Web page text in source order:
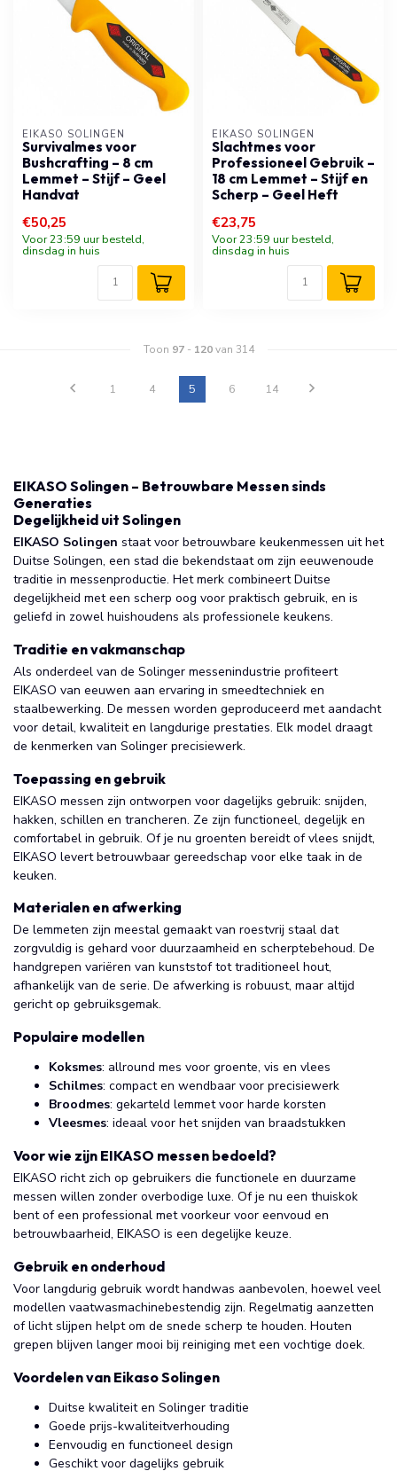
EIKASO SOLINGEN
Survivalmes voor
Bushcrafting – 8 cm
Lemmet – Stijf – Geel
Handvat
€50,25
Voor 23:59 uur besteld,
dinsdag in huis
EIKASO SOLINGEN
Slachtmes voor
Professioneel Gebruik –
18 cm Lemmet – Stijf en
Scherp – Geel Heft
€23,75
Voor 23:59 uur besteld,
dinsdag in huis
Toon 97- 120van 314
1 4 5 6 14
EIKASO Solingen – Betrouwbare Messen sinds
Generaties
Degelijkheid uit Solingen
EIKASO Solingen staat voor betrouwbare keukenmessen uit het
Duitse Solingen, een stad die bekendstaat om zijn eeuwenoude
traditie in messenproductie. Het merk combineert Duitse
degelijkheid met een scherp oog voor praktisch gebruik, en is
geliefd in zowel huishoudens als professionele keukens.
Traditie en vakmanschap
Als onderdeel van de Solinger messenindustrie profiteert
EIKASO van eeuwen aan ervaring in smeedtechniek en
staalbewerking. De messen worden geproduceerd met aandacht
voor detail, kwaliteit en langdurige prestaties. Elk model draagt
de kenmerken van Solinger precisiewerk.
Toepassing en gebruik
EIKASO messen zijn ontworpen voor dagelijks gebruik: snijden,
hakken, schillen en trancheren. Ze zijn functioneel, degelijk en
comfortabel in gebruik. Of je nu groenten bereidt of vlees snijdt,
EIKASO levert betrouwbaar gereedschap voor elke taak in de
keuken.
Materialen en afwerking
De lemmeten zijn meestal gemaakt van roestvrij staal dat
zorgvuldig is gehard voor duurzaamheid en scherptebehoud. De
handgrepen variëren van kunststof tot traditioneel hout,
afhankelijk van de serie. De afwerking is robuust, maar altijd
gericht op gebruiksgemak.
Populaire modellen
Koksmes: allround mes voor groente, vis en vlees
Schilmes: compact en wendbaar voor precisiewerk
Broodmes: gekarteld lemmet voor harde korsten
Vleesmes: ideaal voor het snijden van braadstukken
Voor wie zijn EIKASO messen bedoeld?
EIKASO richt zich op gebruikers die functionele en duurzame
messen willen zonder overbodige luxe. Of je nu een thuiskok
bent of een professional met voorkeur voor eenvoud en
betrouwbaarheid, EIKASO is een degelijke keuze.
Gebruik en onderhoud
Voor langdurig gebruik wordt handwas aanbevolen, hoewel veel
modellen vaatwasmachinebestendig zijn. Regelmatig aanzetten
of licht slijpen helpt om de snede scherp te houden. Houten
grepen blijven langer mooi bij reiniging met een vochtige doek.
Voordelen van Eikaso Solingen
Duitse kwaliteit en Solinger traditie
Goede prijs-kwaliteitverhouding
Eenvoudig en functioneel design
Geschikt voor dagelijks gebruik